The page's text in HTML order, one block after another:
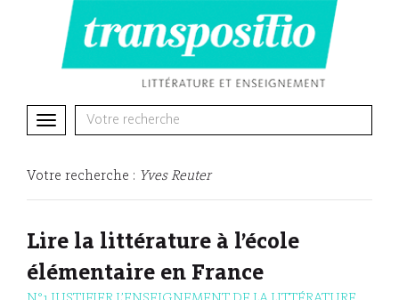
Toggle
Votre recherche : Yves Reuter
Lire la littérature à l’école
élémentaire en France